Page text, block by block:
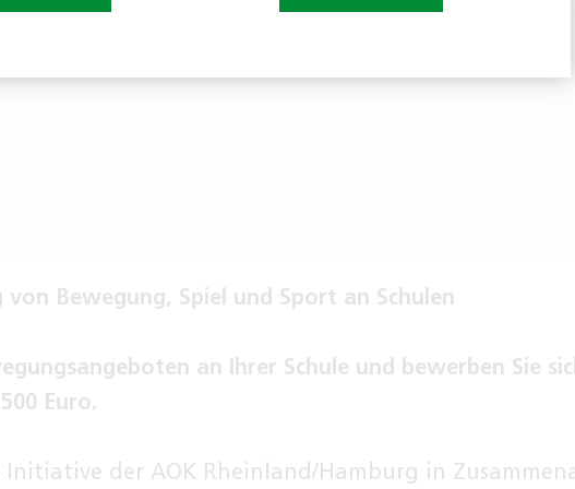
Bewegung, Spiel und Sport an Schulen
an Ihrer Schule und bewerben Sie
Euro.
Initiative der AOK Rheinland/Hamburg in